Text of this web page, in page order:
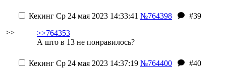
>>
Кекинг Ср 24 мая 2023 14:33:41 №764398
#39
>>764353
А што в 13 не понравилось?
Кекинг Ср 24 мая 2023 14:37:19 №764400
#40